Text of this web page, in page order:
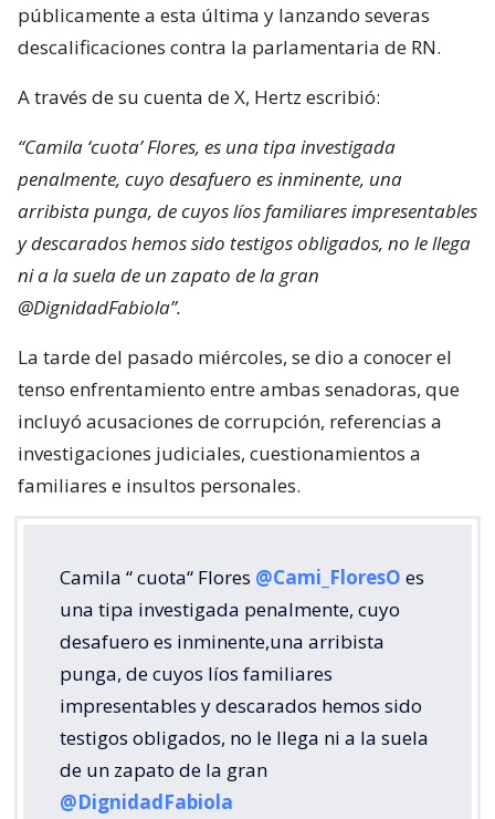
públicamente a esta última y lanzando severas
descalificaciones contra la parlamentaria de RN.
A través de su cuenta de X, Hertz escribió:
“Camila ‘cuota’ Flores, es una tipa investigada
penalmente, cuyo desafuero es inminente, una
arribista punga, de cuyos líos familiares impresentables
y descarados hemos sido testigos obligados, no le llega
ni a la suela de un zapato de la gran
@DignidadFabiola”.
La tarde del pasado miércoles, se dio a conocer el
tenso enfrentamiento entre ambas senadoras, que
incluyó acusaciones de corrupción, referencias a
investigaciones judiciales, cuestionamientos a
familiares e insultos personales.
Camila “ cuota“ Flores @Cami_FloresO es
una tipa investigada penalmente, cuyo
desafuero es inminente,una arribista
punga, de cuyos líos familiares
impresentables y descarados hemos sido
testigos obligados, no le llega ni a la suela
de un zapato de la gran
@DignidadFabiola